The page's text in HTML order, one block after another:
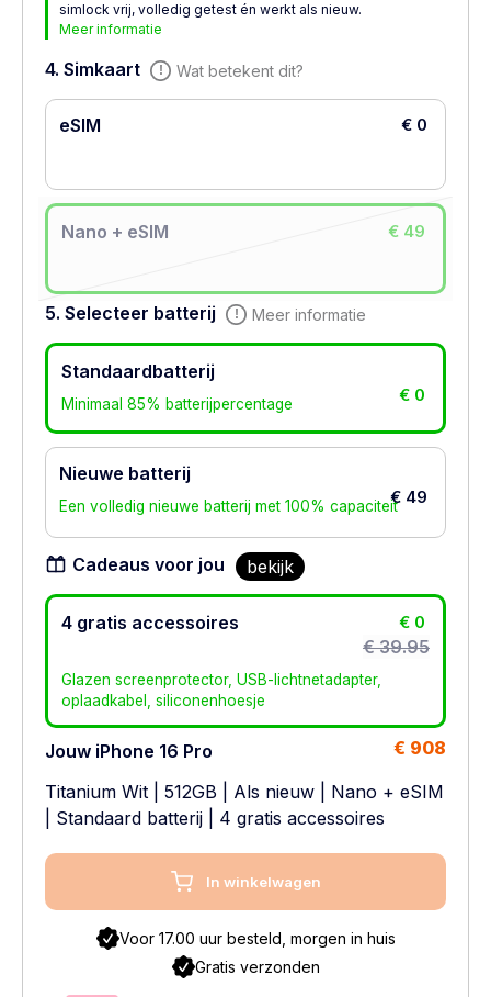
simlock vrij, volledig getest én werkt als nieuw.
Meer informatie
4. Simkaart Wat betekent dit?
eSIM € 0
Nano + eSIM € 49
5. Selecteer batterij Meer informatie
Standaardbatterij
€ 0
Minimaal 85% batterijpercentage
Nieuwe batterij
€ 49
Een volledig nieuwe batterij met 100% capaciteit
Cadeaus voor jou bekijk
4 gratis accessoires € 0
€ 39.95
Glazen screenprotector, USB-lichtnetadapter,
oplaadkabel, siliconenhoesje
Jouw iPhone 16 Pro
€ 908
Titanium Wit
512GB Als nieuw
Nano + eSIM
Standaard batterij | 4 gratis accessoires
In winkelwagen
Voor 17.00 uur besteld, morgen in huis
Gratis verzonden